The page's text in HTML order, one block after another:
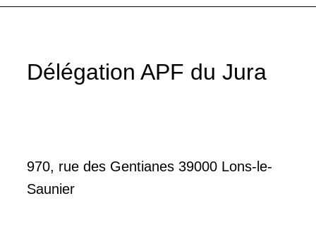
Délégation APF du Jura
970, rue des Gentianes 39000 Lons-le-
Saunier